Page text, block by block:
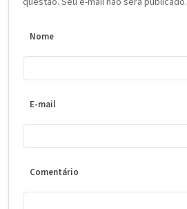
Nome
E-mail
Comentário